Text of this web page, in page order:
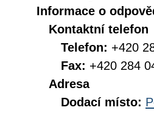
Informace o
Kontaktní telefon
Telefon: +420
Fax: +420 284
Adresa
Dodací místo: